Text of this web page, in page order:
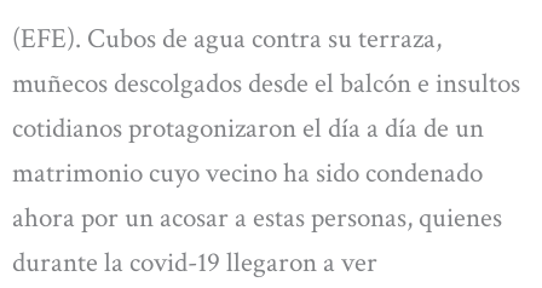
(EFE). Cubos de agua contra su terraza,
muñecos descolgados desde el balcón e insultos
cotidianos protagonizaron el día a día de un
matrimonio cuyo vecino ha sido condenado
ahora por un acosar a estas personas, quienes
durante la covid-19 llegaron a ver